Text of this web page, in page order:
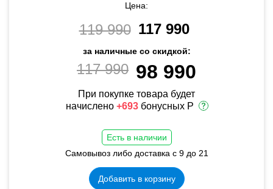
Цена:
119 990 117 990
за наличные со скидкой:
117 990 98 990
При покупке товара будет
начислено +693 бонусных Р
Есть в наличии
Самовывоз либо доставка с 9 до 21
Добавить в корзину